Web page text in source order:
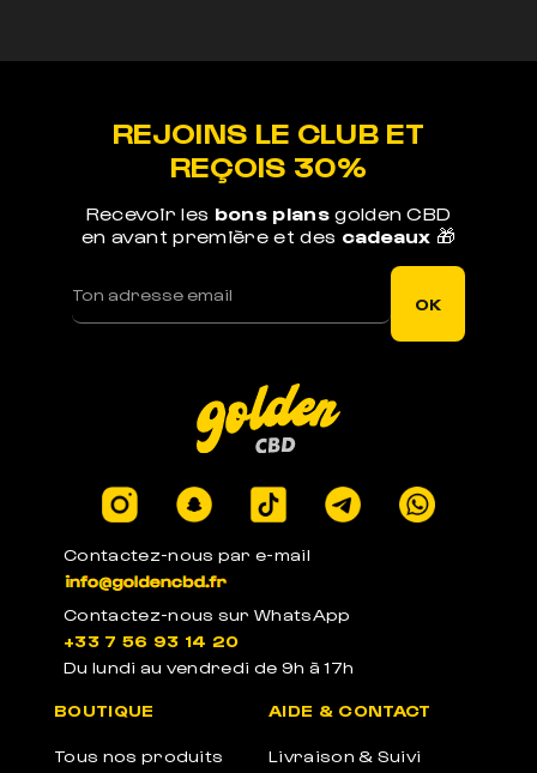
Contactez-nous par e-mail
Contactez-nous sur WhatsApp
+33 7 56 93 14 20
Du lundi au vendredi de 9h à 17h
BOUTIQUE
Tous nos produits
AIDE & CONTACT
Livraison & Suivi
REJOINS LE CLUB ET
REÇOIS 30%
Recevoir les bons plansgolden CBD
en avant première et des cadeaux 🎁
OK